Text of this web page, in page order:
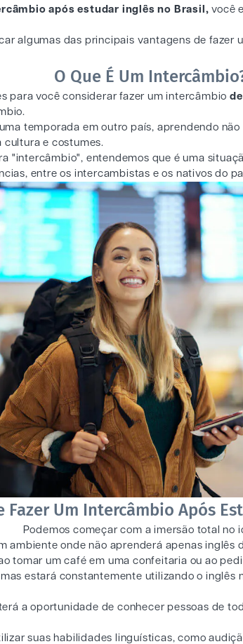
após estudar inglês no Brasil, você
algumas das principais vantagens de
O Que É Um
para você considerar fazer um intercâmbio
temporada em outro país, aprendendo
cultura e costumes.
"intercâmbio", entendemos que é uma
entre os intercambistas e os nativos do
Fazer Um Intercâmbio Após
Podemos começar com a imersão total no
ambiente onde não aprenderá apenas inglês
tomar um café em uma confeitaria ou ao
estará constantemente utilizando o inglês
a oportunidade de conhecer pessoas de
suas habilidades linguísticas, como